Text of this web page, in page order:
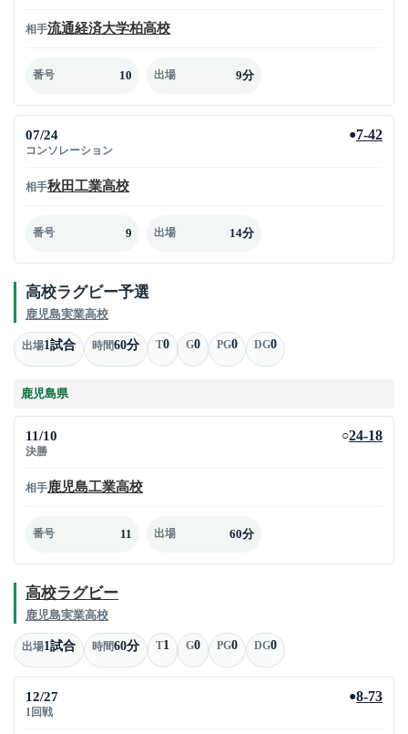
相手流通経済大学柏高校
番号 10 出場 9分
07/24
コンソレーション
●7-42
相手秋田工業高校
番号 9 出場 14分
高校ラグビー予選
鹿児島実業高校
出場1試合 時間60分 T0 G0 PG0 DG0
鹿児島県
11/10
決勝
○24-18
相手鹿児島工業高校
番号 11 出場 60分
高校ラグビー
鹿児島実業高校
出場1試合 時間60分 T1 G0 PG0 DG0
12/27
1回戦
●8-73